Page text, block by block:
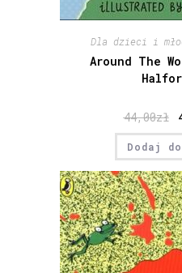
Dla dzieci i
Around The
44,00zł
Dodaj